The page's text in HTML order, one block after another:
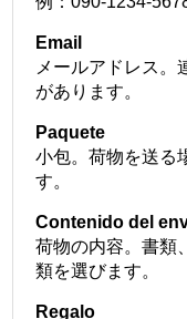
Email
メールアドレス。
があります。
Paquete
小包。荷物を送る
す。
Contenido del
荷物の内容。書類
類を選びます。
Regalo